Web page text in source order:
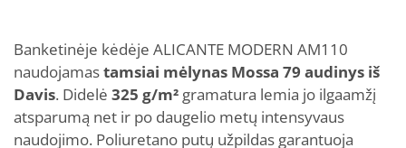
Banketinėje kėdėje ALICANTE MODERN AM110
naudojamastamsiai mėlynas Mossa 79 audinys iš
Davis. Didelė 325 g/m² gramatura lemia jo ilgaamžį
atsparumą net ir po daugelio metų intensyvaus
naudojimo. Poliuretano putų užpildas garantuoja